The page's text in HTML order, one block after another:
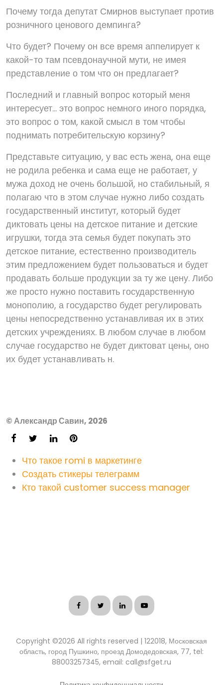
Почему тогда депутат Смирнов выступает против
розничного ценового демпинга?
Что будет? Почему он все время аппелирует к
какой-то там псевдонаучной мути, не имея
представление о том что он предлагает?
Последний и главный вопрос который меня
интересует... это вопрос немного иного порядка,
это вопрос о том, какой смысл в том чтобы
поднимать потребительскую корзину?
Представьте ситуацию, у вас есть жена, она еще
не родила ребенка и сама еще не работает, у
мужа доход не очень большой, но стабильный, я
полагаю что в этом случае нужно либо создать
государственный институт, который будет
диктовать цены на детское питание и детские
игрушки, тогда эта семья будет покупать это
детское питание, естественно производитель
этим предложением будет пользоваться и будет
продавать больше продукции за ту же цену. Либо
же просто нужно поставить государственную
монополию, а государство будет регулировать
цены непосредственно устанавливая их в этих
детских учреждениях. В любом случае в любом
случае государство не будет диктоват цены, оно
их будет устанавливать н.
© Александр Савин, 2026
Что такое romi в маркетинге
Создать стикеры телеграмм
Кто такой customer success manager
Copyright ©2026 All rights reserved | 122018, Московская
область, город Пушкино, проезд Домодедовская, 77, tel:
88003257345, email: call@sfget.ru